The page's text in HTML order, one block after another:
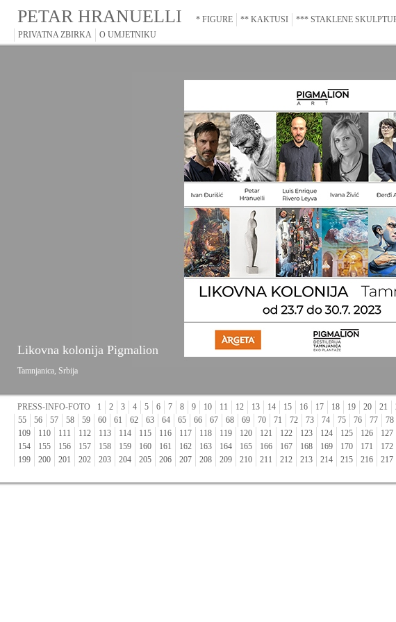
PETAR HRANUELLI * FIGURE ** KAKTUSI *** STAKLENE
PRIVATNA ZBIRKA
O UMJETNIKU
Likovna kolonija Pigmalion
Tamnjanica, Srbija
PRESS-INFO-FOTO 1 2 3 4 5 6 7 8 9 10 11 12 13 14 15 16 17 18 19 20 21
55
56 57 58 59 60 61 62 63 64 65 66 67 68 69 70 71 72 73 74 75 76 77 78
109
110 111 112 113 114 115 116 117 118 119 120 121 122 123 124 125 126 127
154
155 156 157 158 159 160 161 162 163 164 165 166 167 168 169 170 171 172
199
200 201 202 203 204 205 206 207 208 209 210 211 212 213 214 215 216 217